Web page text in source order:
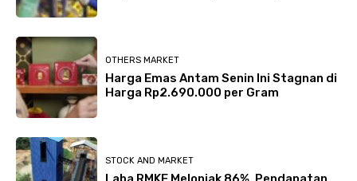
OTHERS MARKET
Harga Emas Antam Senin Ini Stagnan di
Harga Rp2.690.000 per Gram
STOCK AND MARKET